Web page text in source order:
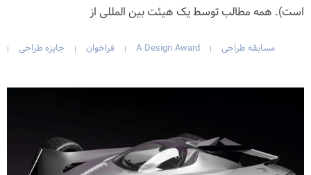
است). همه مطالب توسط یک هیئت بین المللی از
مسابقه طراحی |
A Design Award
| فراخوان | جایزه طراحی |